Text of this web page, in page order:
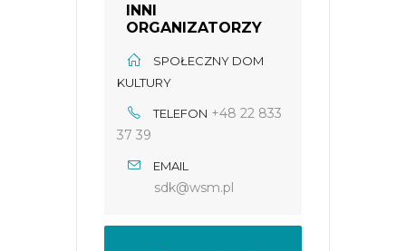
INNI
ORGANIZATORZY
SPOŁECZNY DOM
KULTURY
TELEFON +48 22 833
37 39
EMAIL
sdk@wsm.pl